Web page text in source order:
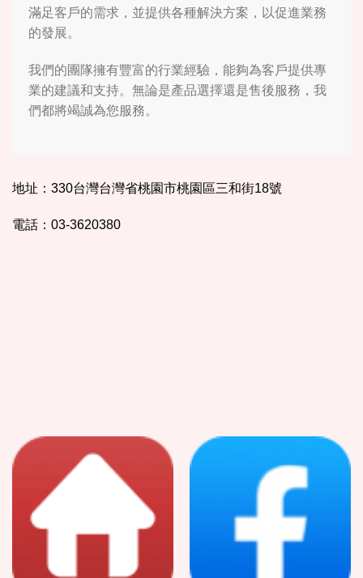
滿足客戶的需求，並提供各種解決方案，以促進業務
的發展。
我們的團隊擁有豐富的行業經驗，能夠為客戶提供專
業的建議和支持。無論是產品選擇還是售後服務，我
們都將竭誠為您服務。
地址：330台灣台灣省桃園市桃園區三和街18號
電話：03-3620380